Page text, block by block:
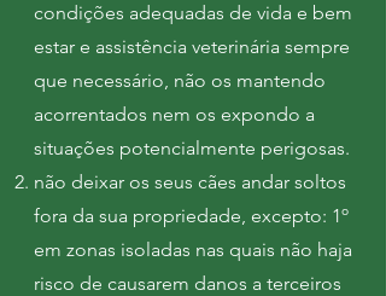
condições adequadas de vida e bem
estar e assistência veterinária sempre
que necessário, não os mantendo
acorrentados nem os expondo a
situações potencialmente perigosas.
não deixar os seus cães andar soltos
fora da sua propriedade, excepto: 1º
em zonas isoladas nas quais não haja
risco de causarem danos a terceiros